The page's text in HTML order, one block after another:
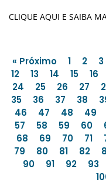
CLIQUE AQUI E SAIBA
« Próximo 1 2 3
12
13 14 15 16
24
25 26 27
35
36 37 38
46
47 48 49
57
58 59 60
68
69 70 71
79
80 81 82
90
91 92 93